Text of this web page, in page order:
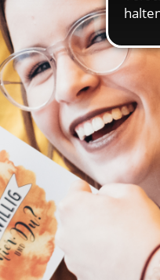
zur Bereitstellung
Diese Cookies setzen wir